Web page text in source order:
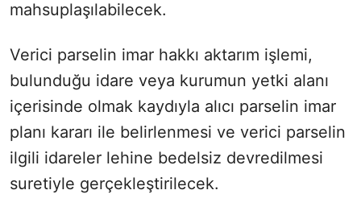
mahsuplaşılabilecek.
Verici parselin imar hakkı aktarım işlemi,
bulunduğu idare veya kurumun yetki alanı
içerisinde olmak kaydıyla alıcı parselin imar
planı kararı ile belirlenmesi ve verici parselin
ilgili idareler lehine bedelsiz devredilmesi
suretiyle gerçekleştirilecek.